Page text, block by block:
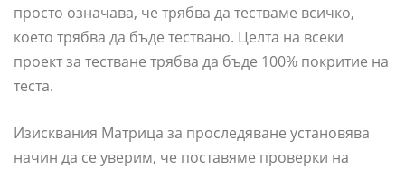
просто означава, че трябва да тестваме всичко,
което трябва да бъде тествано. Целта на всеки
проект за тестване трябва да бъде 100% покритие на
теста.
Изисквания Матрица за проследяване установява
начин да се уверим, че поставяме проверки на